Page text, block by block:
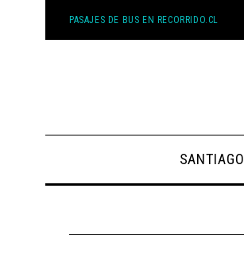
PASAJES DE BUS EN RECORRIDO.CL
SANTIAGO